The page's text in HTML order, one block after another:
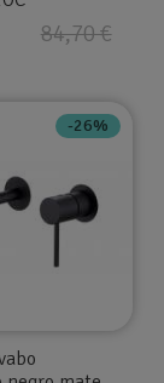
84,70 €
-26%